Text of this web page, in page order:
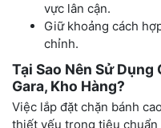
vực lân cận.
Giữ khoảng cách
chỉnh.
Tại Sao Nên Sử
Gara, Kho Hàng?
Việc lắp đặt chặn bánh
thiết yếu trong tiêu chuẩn